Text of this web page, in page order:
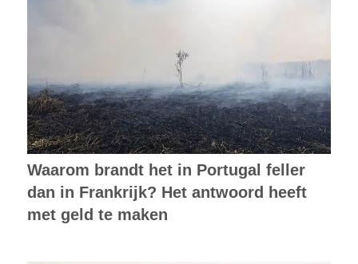
Waarom brandt het in Portugal feller
dan in Frankrijk? Het antwoord heeft
met geld te maken